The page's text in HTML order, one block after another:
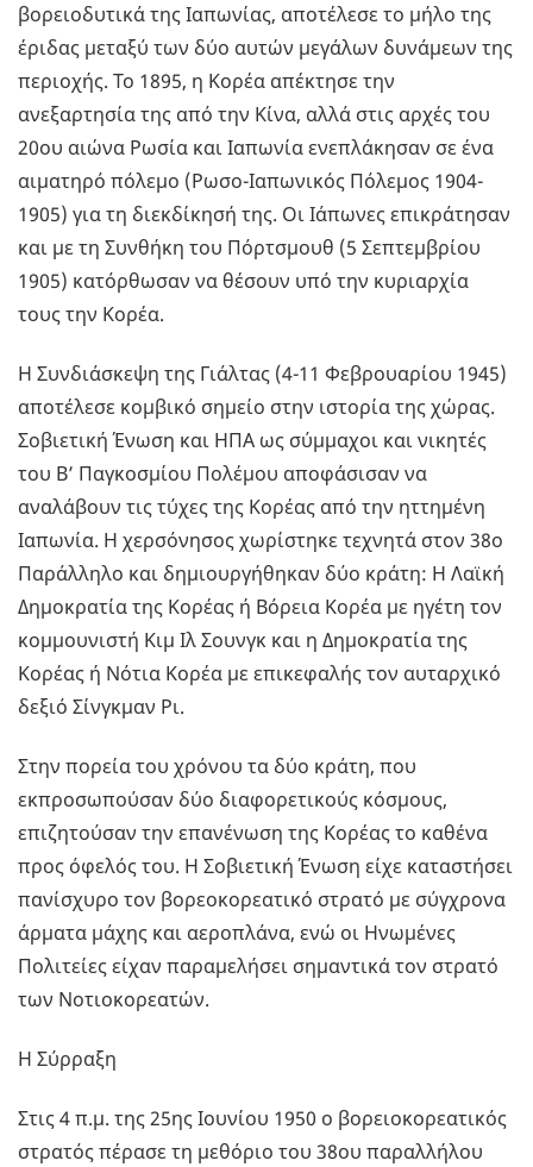
βορειοδυτικά της Ιαπωνίας, αποτέλεσε το μήλο της
έριδας μεταξύ των δύο αυτών μεγάλων δυνάμεων της
περιοχής. Το 1895, η Κορέα απέκτησε την
ανεξαρτησία της από την Κίνα, αλλά στις αρχές του
20ου αιώνα Ρωσία και Ιαπωνία ενεπλάκησαν σε ένα
αιματηρό πόλεμο (Ρωσο-Ιαπωνικός Πόλεμος 1904-
1905) για τη διεκδίκησή της. Οι Ιάπωνες επικράτησαν
και με τη Συνθήκη του Πόρτσμουθ (5 Σεπτεμβρίου
1905) κατόρθωσαν να θέσουν υπό την κυριαρχία
τους την Κορέα.
Η Συνδιάσκεψη της Γιάλτας (4-11 Φεβρουαρίου 1945)
αποτέλεσε κομβικό σημείο στην ιστορία της χώρας.
Σοβιετική Ένωση και ΗΠΑ ως σύμμαχοι και νικητές
του Β’ Παγκοσμίου Πολέμου αποφάσισαν να
αναλάβουν τις τύχες της Κορέας από την ηττημένη
Ιαπωνία. Η χερσόνησος χωρίστηκε τεχνητά στον 38ο
Παράλληλο και δημιουργήθηκαν δύο κράτη: Η Λαϊκή
Δημοκρατία της Κορέας ή Βόρεια Κορέα με ηγέτη τον
κομμουνιστή Κιμ Ιλ Σουνγκ και η Δημοκρατία της
Κορέας ή Νότια Κορέα με επικεφαλής τον αυταρχικό
δεξιό Σίνγκμαν Ρι.
Στην πορεία του χρόνου τα δύο κράτη, που
εκπροσωπούσαν δύο διαφορετικούς κόσμους,
επιζητούσαν την επανένωση της Κορέας το καθένα
προς όφελός του. Η Σοβιετική Ένωση είχε καταστήσει
πανίσχυρο τον βορεοκορεατικό στρατό με σύγχρονα
άρματα μάχης και αεροπλάνα, ενώ οι Ηνωμένες
Πολιτείες είχαν παραμελήσει σημαντικά τον στρατό
των Νοτιοκορεατών.
Η Σύρραξη
Στις 4 π.μ. της 25ης Ιουνίου 1950 ο βορειοκορεατικός
στρατός πέρασε τη μεθόριο του 38ου παραλλήλου